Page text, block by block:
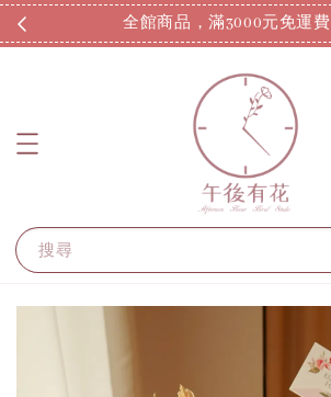
全館商品，滿3000元免運費
搜尋